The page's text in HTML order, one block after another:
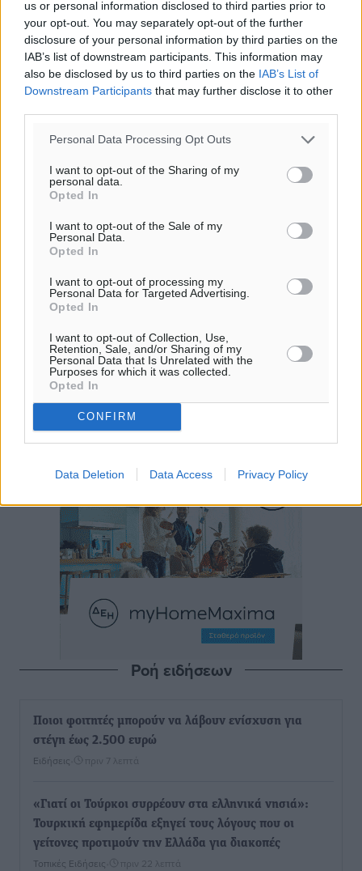
us or personal information disclosed to third parties prior to
your opt-out. You may separately opt-out of the further
disclosure of your personal information by third parties on the
IAB’s list of downstream participants. This information may
also be disclosed by us to third parties on the IAB’s List of
Downstream Participants that may further disclose it to other
Personal Data Processing Opt Outs
I want to opt-out of the Sharing of my
personal data.
Opted In
I want to opt-out of the Sale of my
Personal Data.
Opted In
I want to opt-out of processing my
Personal Data for Targeted Advertising.
Opted In
I want to opt-out of Collection, Use,
Retention, Sale, and/or Sharing of my
Personal Data that Is Unrelated with the
Purposes for which it was collected.
Opted In
CONFIRM
Data Deletion Data Access Privacy Policy
ΔΕ
29°
ΤΡ
Ροή ειδήσεων
Ποιοι φοιτητές μπορούν να λάβουν ενίσχυση για
στέγη έως 2.500 ευρώ
Ειδήσεις πριν 7 λεπτά
«Γιατί οι Τούρκοι συρρέουν στα ελληνικά νησιά»:
Τουρκική εφημερίδα εξηγεί τους λόγους που οι
γείτονες προτιμούν την Ελλάδα για διακοπές
Τοπικές Ειδήσεις πριν 22 λεπτά